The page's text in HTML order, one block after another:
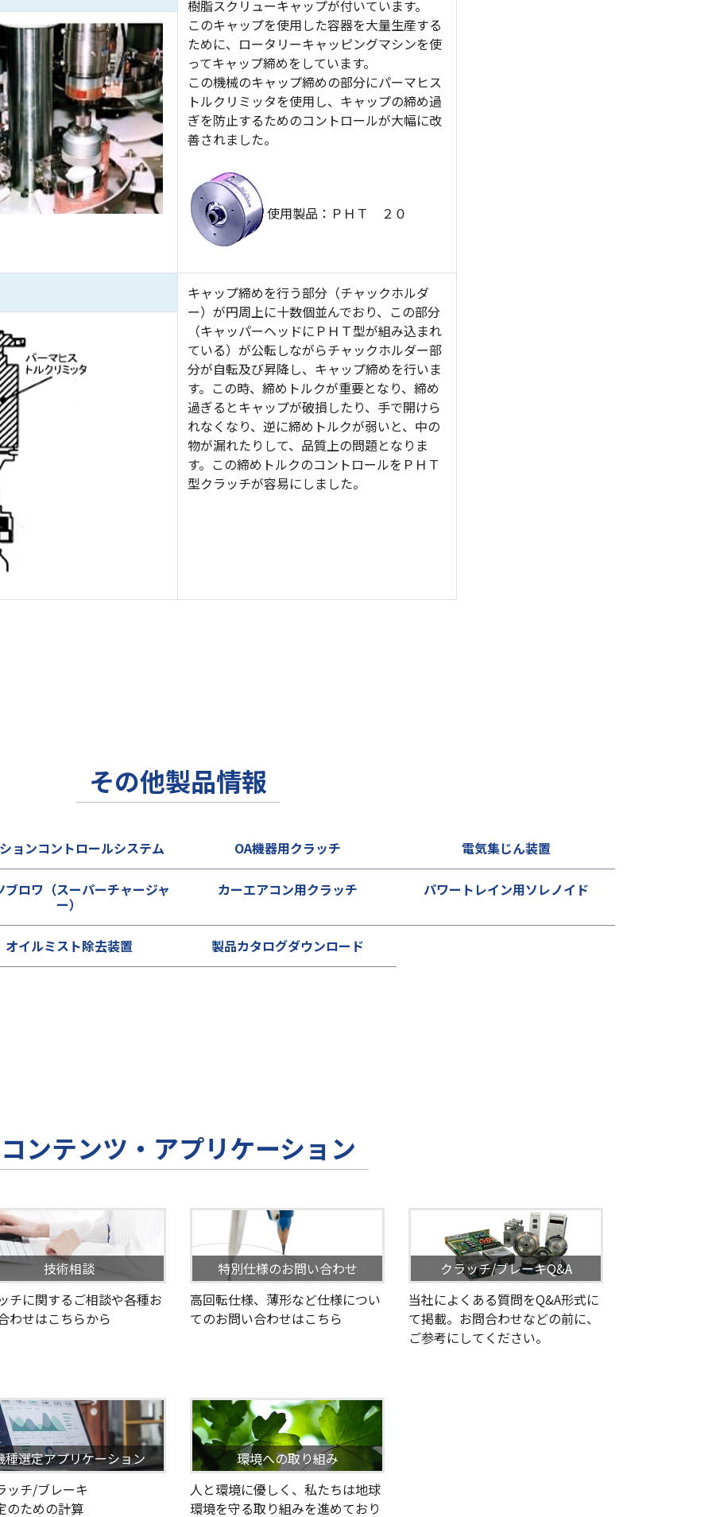
樹脂スクリューキャップが付いています。
このキャップを使用した容器を大量生産する
ために、ロータリーキャッピングマシンを使
ってキャップ締めをしています。
この機械のキャップ締めの部分にパーマヒス
トルクリミッタを使用し、キャップの締め過
ぎを防止するためのコントロールが大幅に改
善されました。
使用製品：ＰＨＴ ２０
キャップ締めを行う部分（チャックホルダ
ー）が円周上に十数個並んでおり、この部分
（キャッパーヘッドにＰＨＴ型が組み込まれ
ている）が公転しながらチャックホルダー部
分が自転及び昇降し、キャップ締めを行いま
す。この時、締めトルクが重要となり、締め
過ぎるとキャップが破損したり、手で開けら
れなくなり、逆に締めトルクが弱いと、中の
物が漏れたりして、品質上の問題となりま
す。この締めトルクのコントロールをＰＨＴ
型クラッチが容易にしました。
その他製品情報
ョンコントロールシステム OA機器用クラッチ 電気集じん装置
ブロワ（スーパーチャージャ
ー）
カーエアコン用クラッチ パワートレイン用ソレノイド
オイルミスト除去装置 製品カタログダウンロード
コンテンツ・アプリケーション
技術相談
チに関するご相談や各種お
わせはこちらから
特別仕様のお問い合わせ
高回転仕様、薄形など仕様につい
てのお問い合わせはこちら
クラッチ/ブレーキQ&A
当社によくある質問をQ&A形式に
て掲載。お問合わせなどの前に、
ご参考にしてください。
種選定アプリケーション
ッチ/ブレーキ
のための計算
環境への取り組み
人と環境に優しく、私たちは地球
環境を守る取り組みを進めており